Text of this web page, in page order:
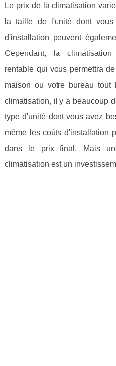
Le prix de la climatisation
la taille de l'unité dont
d'installation peuvent
Cependant, la
rentable qui vous permettra
maison ou votre bureau
climatisation, il y a beaucoup
type d'unité dont vous avez
même les coûts d'installation
dans le prix final. Mais
climatisation est un